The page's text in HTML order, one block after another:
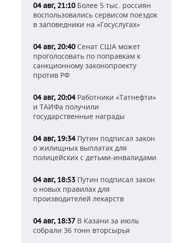
04 авг, 21:10Более 5 тыс. россиян
воспользовались сервисом поездок
в заповедники на «Госуслугах»
04 авг, 20:40Сенат США может
проголосовать по поправкам к
санкционному законопроекту
против РФ
04 авг, 20:04Работники «Татнефти»
и ТАИФа получили
государственные награды
04 авг, 19:34Путин подписал закон
о жилищных выплатах для
полицейских с детьми-инвалидами
04 авг, 18:53 Путин подписал закон
о новых правилах для
производителей лекарств
04 авг, 18:37 В Казани за июль
собрали 36 тонн вторсырья